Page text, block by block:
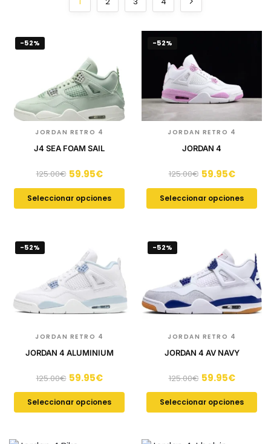
-52%
JORDAN RETRO 4
J4 SEA FOAM SAIL
125.00€ 59.95€
Seleccionar opciones
-52%
JORDAN RETRO 4
JORDAN 4
125.00€ 59.95€
Seleccionar opciones
-52%
JORDAN RETRO 4
JORDAN 4 ALUMINIUM
125.00€ 59.95€
Seleccionar opciones
-52%
JORDAN RETRO 4
JORDAN 4 AV NAVY
125.00€ 59.95€
Seleccionar opciones